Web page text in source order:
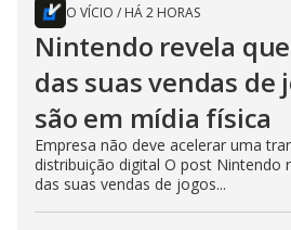
O VÍCIO / HÁ 2 HORAS
Nintendo revela
das suas vendas de
são em mídia física
Empresa não deve acelerar uma
distribuição digital O post Nintendo
das suas vendas de jogos...